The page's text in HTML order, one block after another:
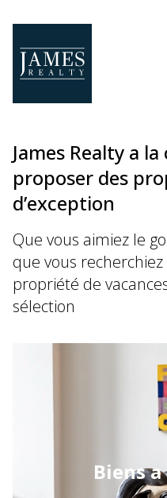
James Realty a
proposer des
d’exception
Que vous aimiez le
que vous
propriété de
sélection
Biens